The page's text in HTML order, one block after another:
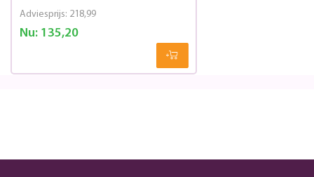
Nu:135,20
Adviesprijs: 218,99